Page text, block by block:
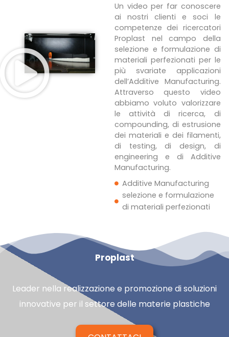
Un video per far conoscere
ai nostri clienti e soci le
competenze dei ricercatori
Proplast nel campo della
selezione e formulazione di
materiali perfezionati per le
più svariate applicazioni
dell’Additive Manufacturing.
Attraverso questo video
abbiamo voluto valorizzare
le attività di ricerca, di
compounding, di estrusione
dei materiali e dei filamenti,
di testing, di design, di
engineering e di Additive
Manufacturing.
Additive Manufacturing
selezione e formulazione
di materiali perfezionati
Proplast
Leader nella realizzazione e promozione di soluzioni
innovative per il settore delle materie plastiche